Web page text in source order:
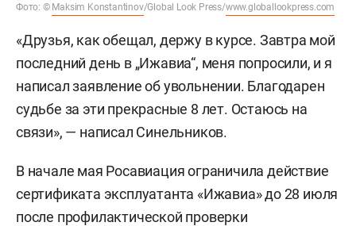
Фото: © Maksim Konstantinov/Global Look Press/www.globallookpress.com
«Друзья, как обещал, держу в курсе. Завтра мой
последний день в „Ижавиа“, меня попросили, и я
написал заявление об увольнении. Благодарен
судьбе за эти прекрасные 8 лет. Остаюсь на
связи», — написал Синельников.
В начале мая Росавиация ограничила действие
сертификата эксплуатанта «Ижавиа» до 28 июля
после профилактической проверки